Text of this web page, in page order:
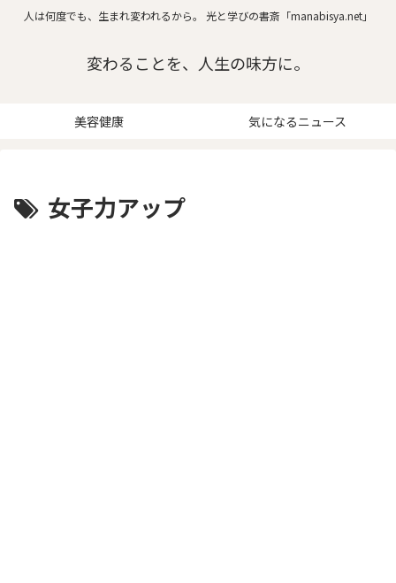
人は何度でも、生まれ変われるから。 光と学びの書斎「manabisya.net」
変わることを、人生の味方に。
美容健康 気になるニュース
女子力アップ